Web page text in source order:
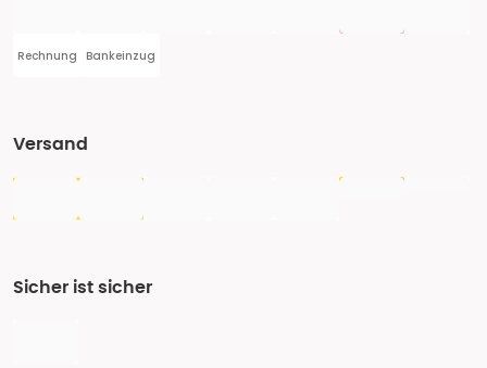
Rechnung Bankeinzug
Versand
Sicher ist sicher